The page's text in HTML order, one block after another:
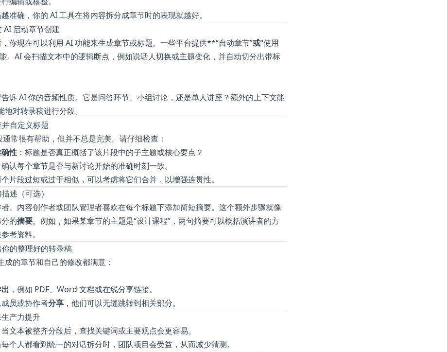
准确，你的 AI 工具在将内容拆分成章节时的表现就越好。
AI 启动章节创建
你现在可以利用 AI 功能来生成章节或标题。一些平台提供**“自动章节”或“使用
。AI 会扫描文本中的逻辑断点，例如说话人切换或主题变化，并自动切分出带标
诉 AI 你的音频性质。它是问答环节、小组讨论，还是单人讲座？额外的上下文能
地对转录稿进行分段。
自定义标题
常很有帮助，但并不总是完美。请仔细检查：
性：标题是否真正概括了该片段中的子主题或核心要点？
认每个章节是否与新讨论开始的准确时刻一致。
片段过短或过于相似，可以考虑将它们合并，以增强连贯性。
述（可选）
、内容创作者或团队管理者喜欢在每个标题下添加简短摘要。这个额外步骤就像
的摘要。例如，如果某章节的主题是“设计课程”，两句摘要可以概括演讲者的方
考资料。
的整理好的转录稿
成的章节和自己的修改都满意：
，例如 PDF、Word 文档或在线分享链接。
员或协作者分享，他们可以无缝跳转到相关部分。
产力提升
当文本被整齐分段后，查找关键词或主要观点会更容易。
个人都看到统一的对话拆分时，团队项目会受益，从而减少猜测。